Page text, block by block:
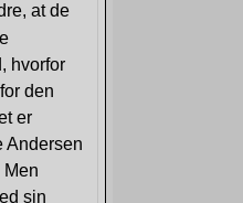
at de
hvorfor
den
er
Andersen
sin